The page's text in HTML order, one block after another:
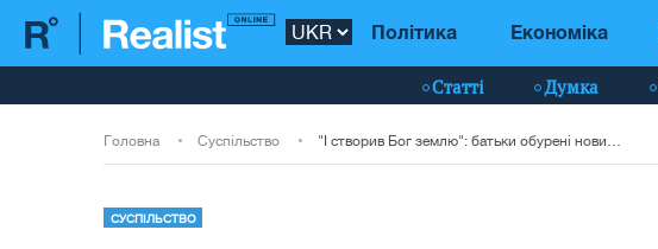
Політика Економіка
Статті Думка
Головна Суспільство
СУСПІЛЬСТВО